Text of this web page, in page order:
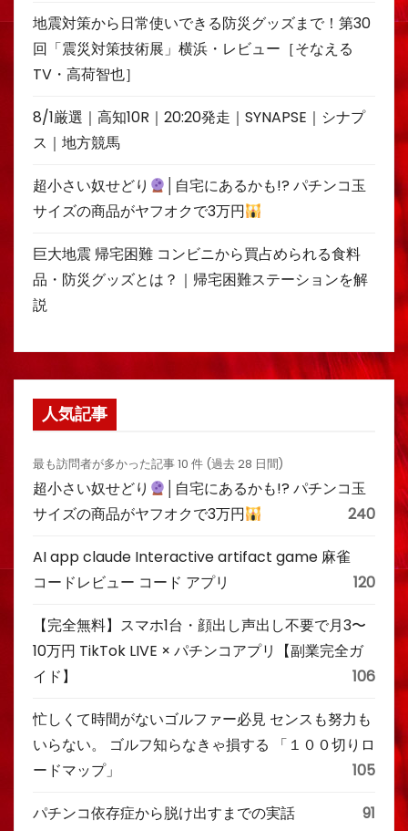
地震対策から日常使いできる防災グッズまで！第30
回「震災対策技術展」横浜・レビュー［そなえる
TV・高荷智也］
8/1厳選｜高知10R｜20:20発走｜SYNAPSE｜シナプ
ス｜地方競馬
超小さい奴せどり
│自宅にあるかも!? パチンコ玉
サイズの商品がヤフオクで3万円
巨大地震 帰宅困難 コンビニから買占められる食料
品・防災グッズとは？｜帰宅困難ステーションを解
説
人気記事
最も訪問者が多かった記事 10 件 (過去 28 日間)
超小さい奴せどり
│自宅にあるかも!? パチンコ玉
サイズの商品がヤフオクで3万円
240
AI app claude Interactive artifact game 麻雀
コードレビュー コード アプリ
120
【完全無料】スマホ1台・顔出し声出し不要で月3〜
10万円 TikTok LIVE × パチンコアプリ【副業完全ガ
イド】
106
忙しくて時間がないゴルファー必見 センスも努力も
いらない。 ゴルフ知らなきゃ損する 「１００切りロ
ードマップ」
105
パチンコ依存症から脱け出すまでの実話 91